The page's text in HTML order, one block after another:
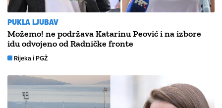
PUKLA LJUBAV
Možemo! ne podržava Katarinu Peović i na izbore
idu odvojeno od Radničke fronte
Rijeka i PGŽ